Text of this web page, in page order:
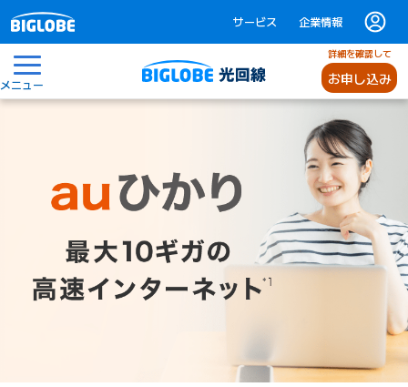
サービス 企業情報
メニュー
詳細を確認して
お申し込み